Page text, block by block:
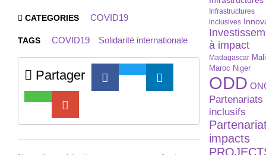
CATEGORIES COVID19
TAGS COVID19 Solidarité internationale
Partager
Infrastructures
inclusives
à impact
Madagascar Mali
Maroc Niger
ODD
Partenariats
inclusifs
impacts